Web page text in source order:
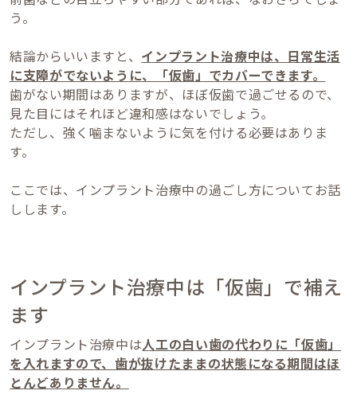
う。
結論からいいますと、 インプラント治療中は、日常生活
に支障がでないように、「仮歯」でカバーできます。
歯がない期間はありますが、ほぼ仮歯で過ごせるので、
見た目にはそれほど違和感はないでしょう。
ただし、強く噛まないように気を付ける必要はありま
す。
ここでは、インプラント治療中の過ごし方についてお話
しします。
インプラント治療中は「仮歯」で補え
ます
インプラント治療中は人工の白い歯の代わりに「仮歯」
を入れますので、歯が抜けたままの状態になる期間はほ
とんどありません。